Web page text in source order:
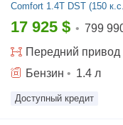
Comfort 1.4T DST (150
17 925 $ • 799
Передний привод
Бензин • 1.4 л
Доступный кредит